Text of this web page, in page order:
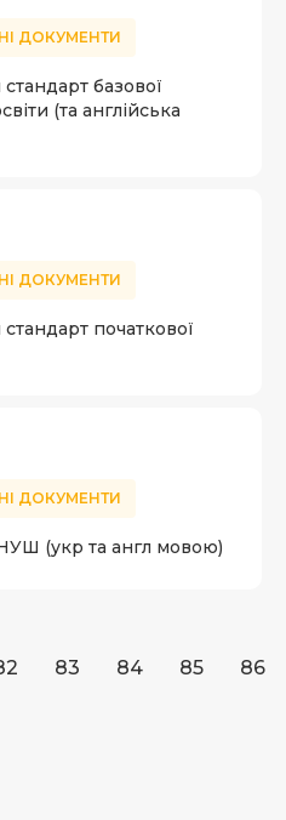
ДОКУМЕНТИ
базової
(та англійська
ДОКУМЕНТИ
початкової
ДОКУМЕНТИ
(укр та англ мовою)
83 84 85 86